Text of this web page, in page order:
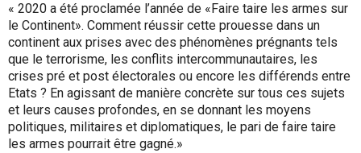
« 2020 a été proclamée l’année de «Faire taire les armes sur
le Continent». Comment réussir cette prouesse dans un
continent aux prises avec des phénomènes prégnants tels
que le terrorisme, les conflits intercommunautaires, les
crises pré et post électorales ou encore les différends entre
Etats ? En agissant de manière concrète sur tous ces sujets
et leurs causes profondes, en se donnant les moyens
politiques, militaires et diplomatiques, le pari de faire taire
les armes pourrait être gagné.»